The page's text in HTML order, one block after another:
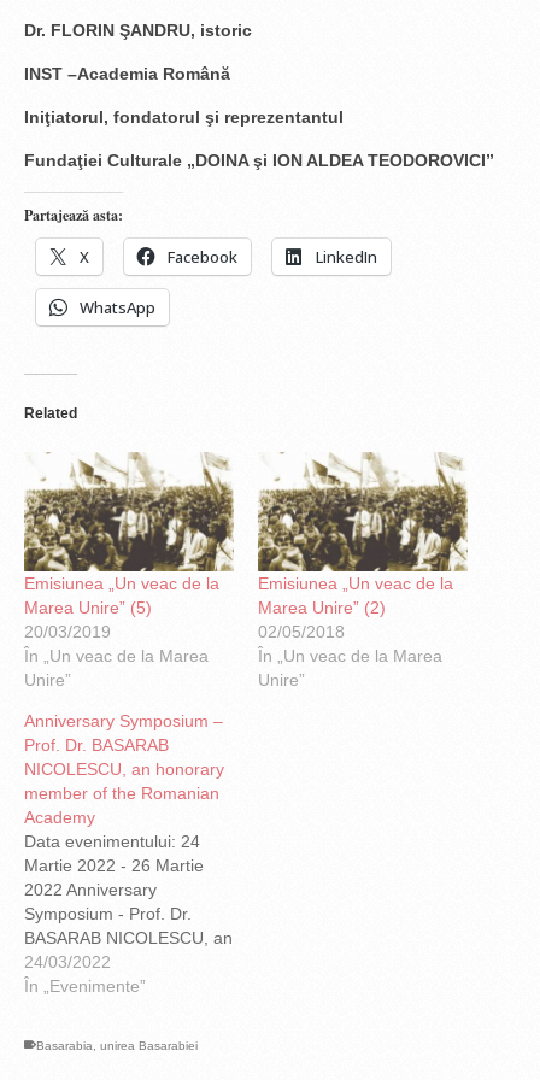
Dr. FLORIN ŞANDRU, istoric
INST –Academia Română
Iniţiatorul, fondatorul şi reprezentantul
Fundaţiei Culturale „DOINA şi ION ALDEA TEODOROVICI”
Partajează asta:
X Facebook LinkedIn
WhatsApp
Related
Emisiunea „Un veac de la
Marea Unire” (5)
20/03/2019
În „Un veac de la Marea
Unire”
Emisiunea „Un veac de la
Marea Unire” (2)
02/05/2018
În „Un veac de la Marea
Unire”
Anniversary Symposium –
Prof. Dr. BASARAB
NICOLESCU, an honorary
member of the Romanian
Academy
Data evenimentului: 24
Martie 2022 - 26 Martie
2022 Anniversary
Symposium - Prof. Dr.
BASARAB NICOLESCU, an
honorary member of the
Romanian Academy
24/03/2022
În „Evenimente”
Basarabia, unirea Basarabiei